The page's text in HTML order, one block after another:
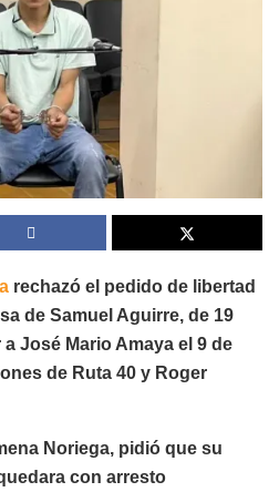
rechazó el pedido de libertad
de Samuel Aguirre, de 19
José Mario Amaya el 9 de
de Ruta 40 y Roger
Noriega, pidió que su
con arresto